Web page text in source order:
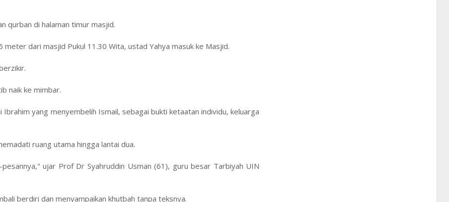
qurban di halaman timur masjid.
dari masjid Pukul 11.30 Wita, ustad Yahya masuk ke Masjid.
naik ke mimbar.
yang menyembelih Ismail, sebagai bukti ketaatan individu, keluarga
ruang utama hingga lantai dua.
ujar Prof Dr Syahruddin Usman (61), guru besar Tarbiyah UIN
berdiri dan menyampaikan khutbah tanpa teksnya.